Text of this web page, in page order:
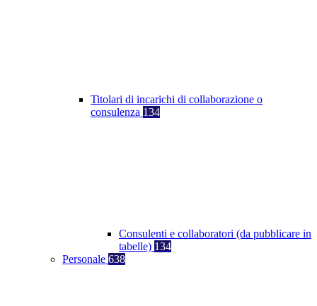
Titolari di incarichi di collaborazione o
consulenza 134
Consulenti e collaboratori (da pubblicare in
tabelle) 134
Personale 638